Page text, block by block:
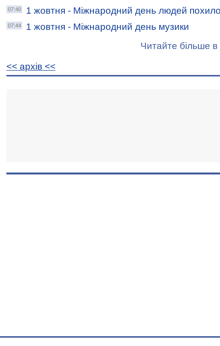
07:40 1 жовтня - Міжнародний день людей
07:44
1 жовтня - Міжнародний день музики
Читайте більше в
<< архiв <<